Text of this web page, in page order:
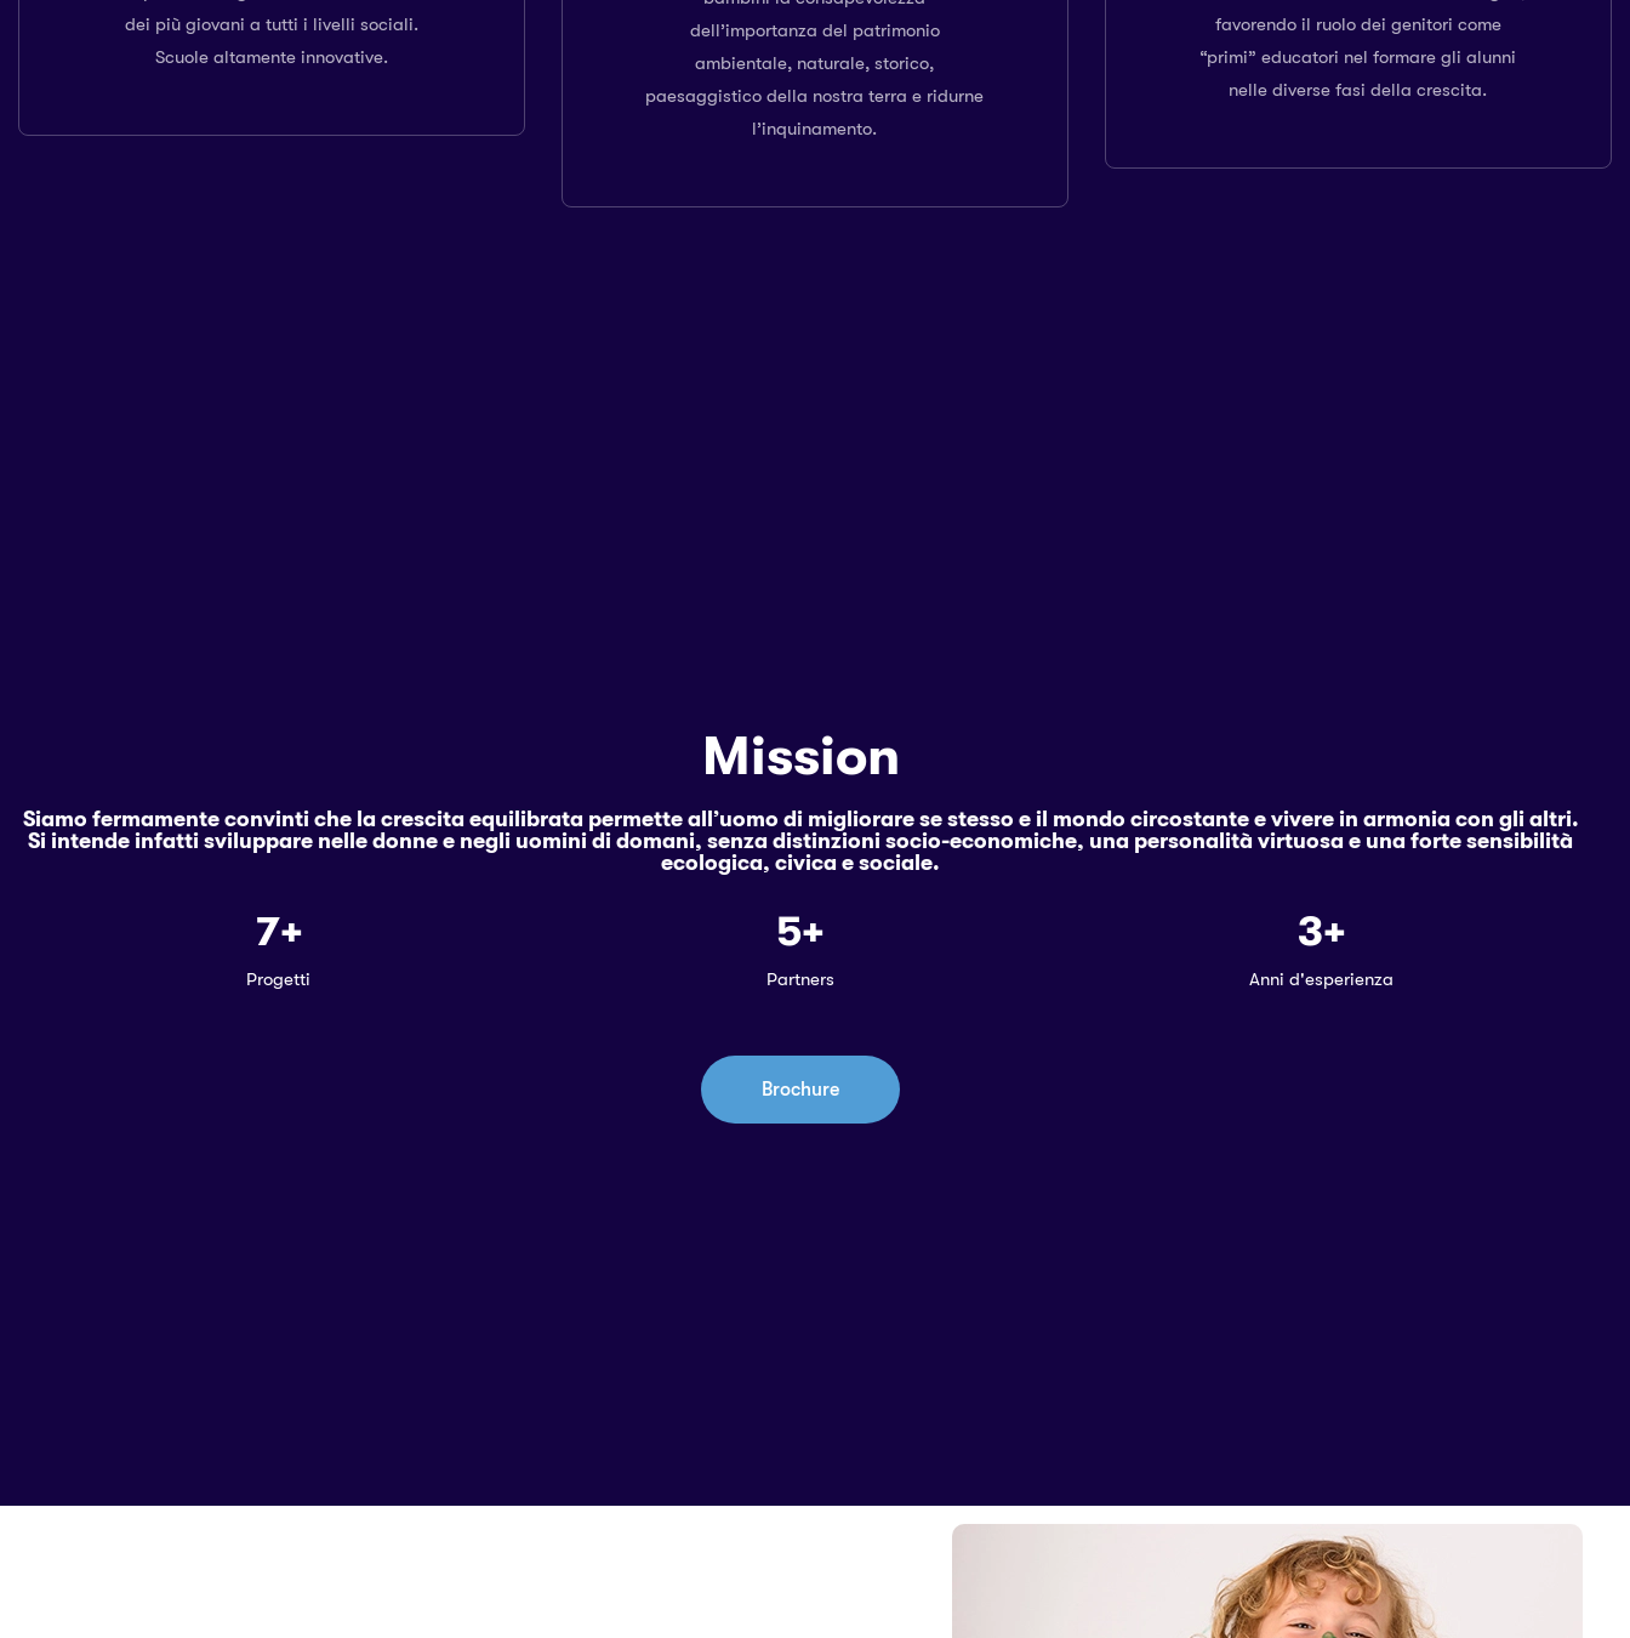
dei più giovani a tutti i livelli sociali.
Scuole altamente innovative.
dell’importanza del patrimonio
ambientale, naturale, storico,
paesaggistico della nostra terra e ridurne
l’inquinamento.
favorendo il ruolo dei genitori come
“primi” educatori nel formare gli alunni
nelle diverse fasi della crescita.
Mission
Siamo fermamente convinti che la crescita equilibrata permette all’uomo di migliorare se stesso e il mondo circostante e vivere in armonia con gli altri.
Si intende infatti sviluppare nelle donne e negli uomini di domani, senza distinzioni socio-economiche, una personalità virtuosa e una forte sensibilità
ecologica, civica e sociale.
Progetti
7+
Partners
5+
Anni d'esperienza
3+
Brochure